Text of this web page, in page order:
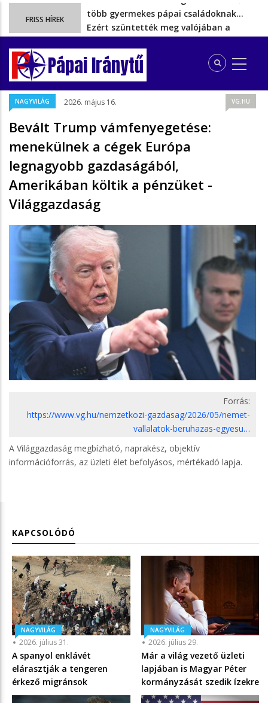
FRISS HÍREK
Ezért szüntették meg valójában a
szén‑dioxid‑kvóta‑adót
Energiakrízis: Magyar Péter szerint még
hetekig nem lehet…
A spanyol enklávét elárasztják a
tengeren érkező migránsok
Rétvári Bence: Magyar Péter gőzerővel
hátrál ki a tanároknak tett…
Az iskolakezdési támogatásból kieső
több gyermekes pápai családoknak…
Pápai Iránytű
NAGYVILÁG 2026. május 16. VG.HU
Bevált Trump vámfenyegetése:
menekülnek a cégek Európa
legnagyobb gazdaságából,
Amerikában költik a pénzüket -
Világgazdaság
Forrás:
https://www.vg.hu/nemzetkozi-gazdasag/2026/05/nemet-
vallalatok-beruhazas-egyesu…
A Világgazdaság megbízható, naprakész, objektív
információforrás, az üzleti élet befolyásos, mértékadó lapja.
KAPCSOLÓDÓ
NAGYVILÁG
2026. július 31.
A spanyol enklávét
elárasztják a tengeren
érkező migránsok
NAGYVILÁG
2026. július 29.
Már a világ vezető üzleti
lapjában is Magyar Péter
kormányzását szedik ízekre